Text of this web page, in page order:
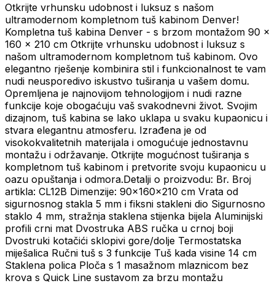
Otkrijte vrhunsku udobnost i luksuz s našom
ultramodernom kompletnom tuš kabinom Denver!
Kompletna tuš kabina Denver - s brzom montažom 90 x
160 x 210 cm Otkrijte vrhunsku udobnost i luksuz s
našom ultramodernom kompletnom tuš kabinom. Ovo
elegantno rješenje kombinira stil i funkcionalnost te vam
nudi neusporedivo iskustvo tuširanja u vašem domu.
Opremljena je najnovijom tehnologijom i nudi razne
funkcije koje obogaćuju vaš svakodnevni život. Svojim
dizajnom, tuš kabina se lako uklapa u svaku kupaonicu i
stvara elegantnu atmosferu. Izrađena je od
visokokvalitetnih materijala i omogućuje jednostavnu
montažu i održavanje. Otkrijte mogućnost tuširanja s
kompletnom tuš kabinom i pretvorite svoju kupaonicu u
oazu opuštanja i odmora.Detalji o proizvodu: Br. Broj
artikla: CL12B Dimenzije: 90x160x210 cm Vrata od
sigurnosnog stakla 5 mm i fiksni stakleni dio Sigurnosno
staklo 4 mm, stražnja staklena stijenka bijela Aluminijski
profili crni mat Dvostruka ABS ručka u crnoj boji
Dvostruki kotačići sklopivi gore/dolje Termostatska
miješalica Ručni tuš s 3 funkcije Tuš kada visine 14 cm
Staklena polica Ploča s 1 masažnom mlaznicom bez
krova s Quick Line sustavom za brzu montažu